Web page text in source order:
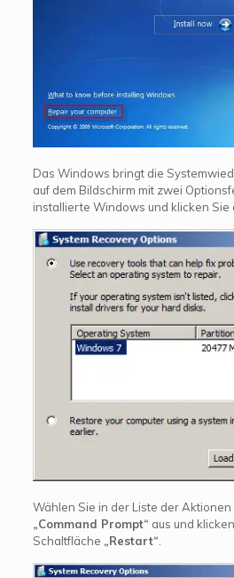
Das Windows bringt die
auf dem Bildschirm mit zwei
installierte Windows und klicken Sie
Wählen Sie in der Liste der Aktionen
„Command Prompt“ aus und
Schaltfläche „Restart“